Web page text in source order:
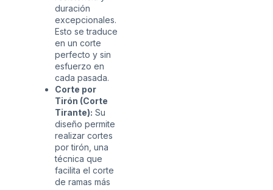
duración
excepcionales.
Esto se traduce
en un corte
perfecto y sin
esfuerzo en
cada pasada.
Corte por
Tirón (Corte
Tirante): Su
diseño permite
realizar cortes
por tirón, una
técnica que
facilita el corte
de ramas más